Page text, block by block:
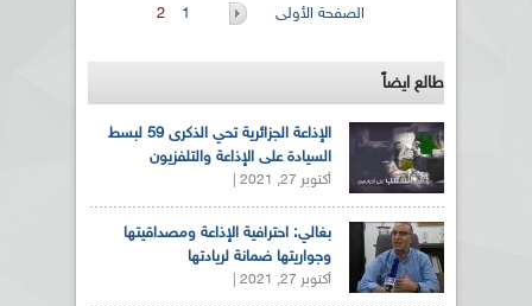
الصفحاتالصفحة الأولى 1
2
طالع ايضاً
الإذاعة الجزائرية تحي الذكرى 59 لبسط
السيادة على الإذاعة والتلفزيون
أكتوبر 27, 2021 |
بغالي: احترافية الإذاعة ومصداقيتها
وجواريتها ضمانة لريادتها
أكتوبر 27, 2021 |